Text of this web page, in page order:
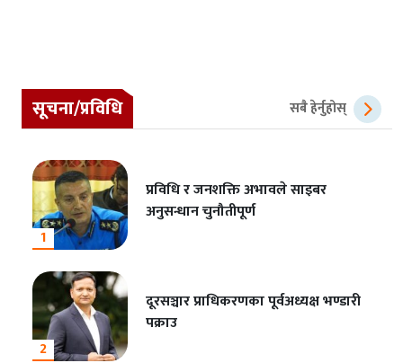
सूचना/प्रविधि सबै हेर्नुहोस्
1
प्रविधि र जनशक्ति अभावले साइबर
अनुसन्धान चुनौतीपूर्ण
2
दूरसञ्चार प्राधिकरणका पूर्वअध्यक्ष भण्डारी
पक्राउ